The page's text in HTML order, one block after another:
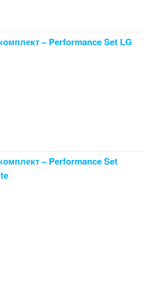
– Performance Set LG
– Performance Set